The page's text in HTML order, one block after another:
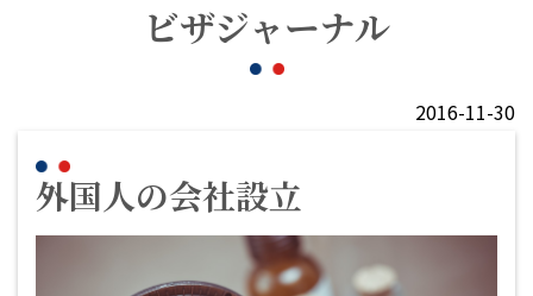
ビザジャーナル
2016-11-30
外国人の会社設立